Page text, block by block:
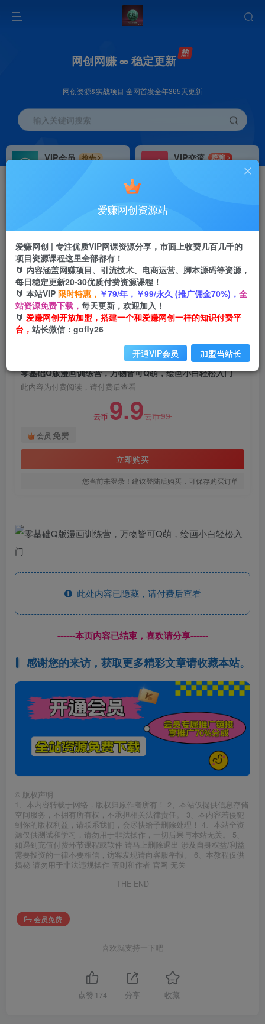
网创网赚 ∞ 稳定更新
网创资源&实战项目 全网首发全年365天更新
输入关键词搜索
VIP会员
抢先
VIP交流
群聊
研究探讨更多创业项目路子。
会员专属推广链接
首页 创业课程 会员免费 正文
零基础Q版漫画训练营，万物皆可Q萌，绘画小白
轻松入门
爱赚网创
2年前发布
关注 私信
零基础Q版漫画训练营，万物皆可Q萌，绘画小白轻松入门
此内容为付费阅读，请付费后查看
云币 9.9云币99
会员 免费
立即购买
您当前未登录！建议登陆后购买，可保存购买订单
此处内容已隐藏，请付费后查看
------本页内容已结束，喜欢请分享------
感谢您的来访，获取更多精彩文章请收藏本站。
© 版权声明
1、本内容转载于网络，版权归原作者所有！ 2、本站仅提供信息存储
空间服务，不拥有所有权，不承担相关法律责任。 3、本内容若侵犯
到你的版权利益，请联系我们，会尽快给予删除处理！ 4、本站全资
源仅供测试和学习，请勿用于非法操作，一切后果与本站无关。 5、
如遇到充值付费环节课程或软件 请马上删除退出 涉及自身权益/利益
需要投资的一律不要相信，访客发现请向客服举报。 6、本教程仅供
揭秘 请勿用于非法违规操作 否则和作者 官网 无关
THE END
会员免费
喜欢就支持一下吧
点赞 174 分享 收藏
爱赚网创资源站
爱赚网创 | 专注优质VIP网课资源分享，市面上收费几百几千的
项目资源课程这里全部都有！
🔰 内容涵盖网赚项目、引流技术、电商运营、脚本源码等资源，
每日稳定更新20-30优质付费资源课程！
🔰 本站VIP 限时特惠， ￥79/年，￥99/永久 (推广佣金70%)， 全
站资源免费下载， 每天更新，欢迎加入！
🔰 爱赚网创开放加盟，搭建一个和爱赚网创一样的知识付费平
台， 站长微信：gofly26
开通VIP会员 加盟当站长